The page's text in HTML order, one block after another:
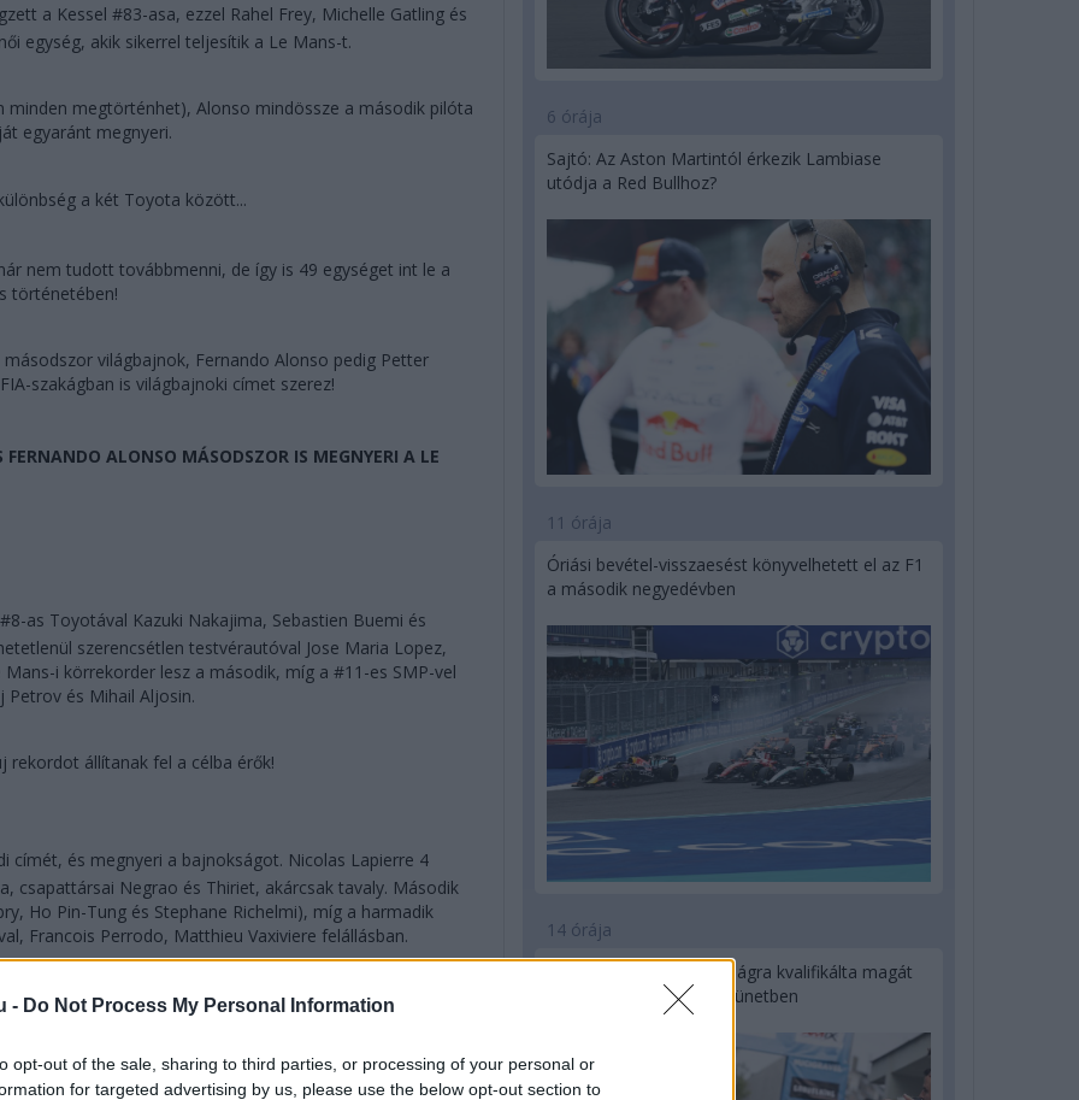
- Do Not Process My Personal Information
opt-out of the sale, sharing to third parties, or processing of your personal or
for targeted advertising by us, please use the below opt-out section to
a Kessel #83-asa, ezzel Rahel Frey, Michelle Gatling és
egység, akik sikerrel teljesítik a Le Mans-t.
minden megtörténhet), Alonso mindössze a második pilóta
egyaránt megnyeri.
a két Toyota között...
nem tudott továbbmenni, de így is 49 egységet int le a
történetében!
világbajnok, Fernando Alonso pedig Petter
szakágban is világbajnoki címet szerez!
ALONSO MÁSODSZOR IS MEGNYERI A LE
as Toyotával Kazuki Nakajima, Sebastien Buemi és
szerencsétlen testvérautóval Jose Maria Lopez,
i körrekorder lesz a második, míg a #11-es SMP-vel
és Mihail Aljosin.
rekordot állítanak fel a célba érők!
címét, és megnyeri a bajnokságot. Nicolas Lapierre 4
csapattársai Negrao és Thiriet, akárcsak tavaly. Második
Ho Pin-Tung és Stephane Richelmi), míg a harmadik
Francois Perrodo, Matthieu Vaxiviere felállásban.
az #51-es AF Corse Ferrari nyeri, Daniel Serra
Guidi először kategóriagyőztes Le Mans-ban. Második
és Makowieckivel, míg harmadik a #93-as
A világbajnokságot a #92-es Porschével Kevin Estre és
6 órája
Sajtó: Az Aston Martintól érkezik Lambiase
utódja a Red Bullhoz?
11 órája
Óriási bevétel-visszaesést könyvelhetett el az F1
a második negyedévben
14 órája
Kerékpáros világbajnokságra kvalifikálta magát
Bottas az F1-es nyári szünetben